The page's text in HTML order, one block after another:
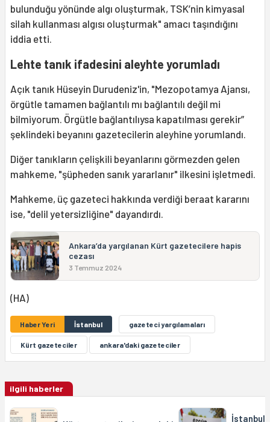
bulunduğu yönünde algı oluşturmak, TSK’nin kimyasal
silah kullanması algısı oluşturmak" amacı taşındığını
iddia etti.
Lehte tanık ifadesini aleyhte yorumladı
Açık tanık Hüseyin Durudeniz'in, "Mezopotamya Ajansı,
örgütle tamamen bağlantılı mı bağlantılı değil mi
bilmiyorum. Örgütle bağlantılıysa kapatılması gerekir”
şeklindeki beyanını gazetecilerin aleyhine yorumlandı.
Diğer tanıkların çelişkili beyanlarını görmezden gelen
mahkeme, "şüpheden sanık yararlanır" ilkesini işletmedi.
Mahkeme, üç gazeteci hakkında verdiği beraat kararını
ise, "delil yetersizliğine" dayandırdı.
Ankara’da yargılanan Kürt gazetecilere hapis
cezası
3 Temmuz 2024
(HA)
Haber Yeri İstanbul gazeteci yargılamaları
Kürt gazeteciler ankara'daki gazeteciler
ilgili haberler
İstanbul,